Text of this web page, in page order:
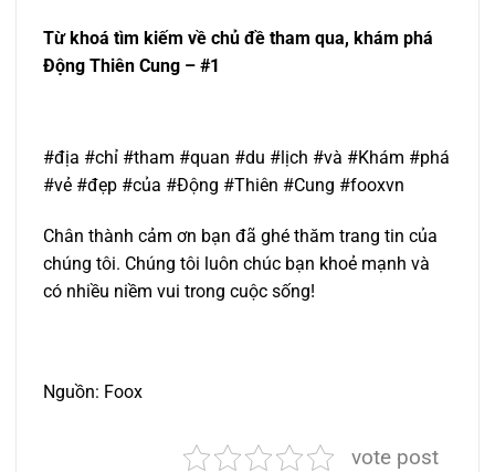
Từ khoá tìm kiếm về chủ đề tham qua, khám phá
Động Thiên Cung – #1
#địa #chỉ #tham #quan #du #lịch #và #Khám #phá
#vẻ #đẹp #của #Động #Thiên #Cung #fooxvn
Chân thành cảm ơn bạn đã ghé thăm trang tin của
chúng tôi. Chúng tôi luôn chúc bạn khoẻ mạnh và
có nhiều niềm vui trong cuộc sống!
Nguồn: Foox
vote post